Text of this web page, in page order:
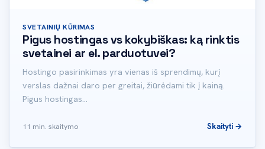
SVETAINIŲ KŪRIMAS
Pigus hostingas vs kokybiškas: ką rinktis
svetainei ar el. parduotuvei?
Hostingo pasirinkimas yra vienas iš sprendimų, kurį
verslas dažnai daro per greitai, žiūrėdami tik į kainą.
Pigus hostingas…
11 min. skaitymo Skaityti →